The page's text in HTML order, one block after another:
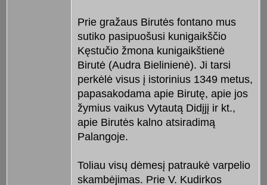
Prie gražaus Birutės fontano mus
sutiko pasipuošusi kunigaikščio
Kęstučio žmona kunigaikštienė
Birutė (Audra Bielinienė). Ji tarsi
perkėlė visus į istorinius 1349 metus,
papasakodama apie Birutę, apie jos
žymius vaikus Vytautą Didįjį ir kt.,
apie Birutės kalno atsiradimą
Palangoje.
Toliau visų dėmesį patraukė varpelio
skambėjimas. Prie V. Kudirkos